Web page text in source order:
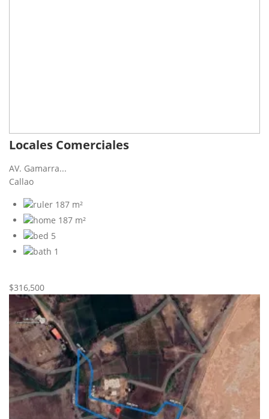
Locales Comerciales
AV. Gamarra...
Callao
187 m²
187 m²
5
1
$316,500